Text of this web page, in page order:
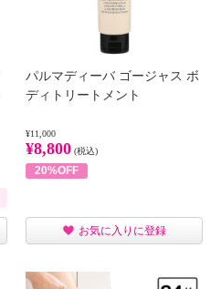
パルマディーバ ゴージャス ボ
ディトリートメント
¥11,000
¥8,800 (税込)
20%OFF
お気に入りに登録